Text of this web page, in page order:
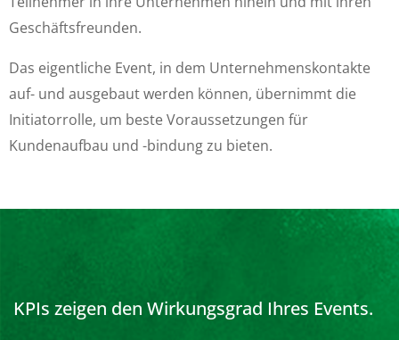
Geschäftsfreunden.
Das eigentliche Event, in dem Unternehmenskontakte
auf- und ausgebaut werden können, übernimmt die
Initiatorrolle, um beste Voraussetzungen für
Kundenaufbau und -bindung zu bieten.
KPIs zeigen den Wirkungsgrad Ihres Events.